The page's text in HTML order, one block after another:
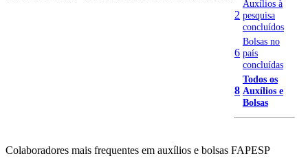
2
Auxílios à
pesquisa
concluídos
6
Bolsas no
país
concluídas
8
Todos os
Auxílios e
Bolsas
Colaboradores mais frequentes em auxílios e bolsas FAPESP